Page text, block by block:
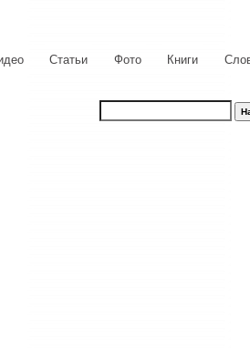
Статьи Фото Книги